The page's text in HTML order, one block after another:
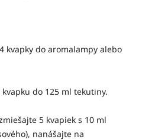
kvapky do aromalampy alebo
do 125 ml tekutiny.
5 kvapiek s 10 ml
nanášajte na